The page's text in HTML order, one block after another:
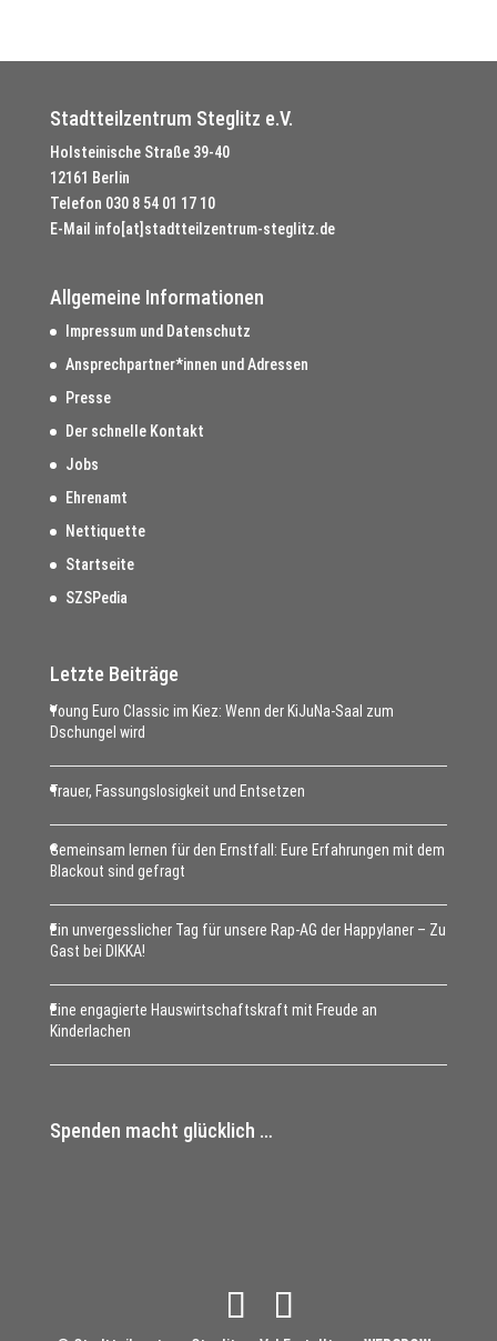
Stadtteilzentrum Steglitz e.V.
Holsteinische Straße 39-40
12161 Berlin
Telefon 030 8 54 01 17 10
E-Mail info[at]stadtteilzentrum-steglitz.de
Allgemeine Informationen
Impressum und Datenschutz
Ansprechpartner*innen und Adressen
Presse
Der schnelle Kontakt
Jobs
Ehrenamt
Nettiquette
Startseite
SZSPedia
Letzte Beiträge
Young Euro Classic im Kiez: Wenn der KiJuNa-Saal zum
Dschungel wird
Trauer, Fassungslosigkeit und Entsetzen
Gemeinsam lernen für den Ernstfall: Eure Erfahrungen mit dem
Blackout sind gefragt
Ein unvergesslicher Tag für unsere Rap-AG der Happylaner – Zu
Gast bei DIKKA!
Eine engagierte Hauswirtschaftskraft mit Freude an
Kinderlachen
Spenden macht glücklich …